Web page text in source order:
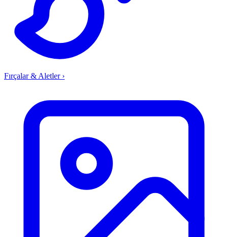
Fırçalar & Aletler ›